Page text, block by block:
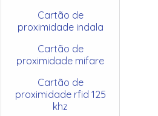
Cartão de
proximidade indala
Cartão de
proximidade mifare
Cartão de
proximidade rfid 125
khz